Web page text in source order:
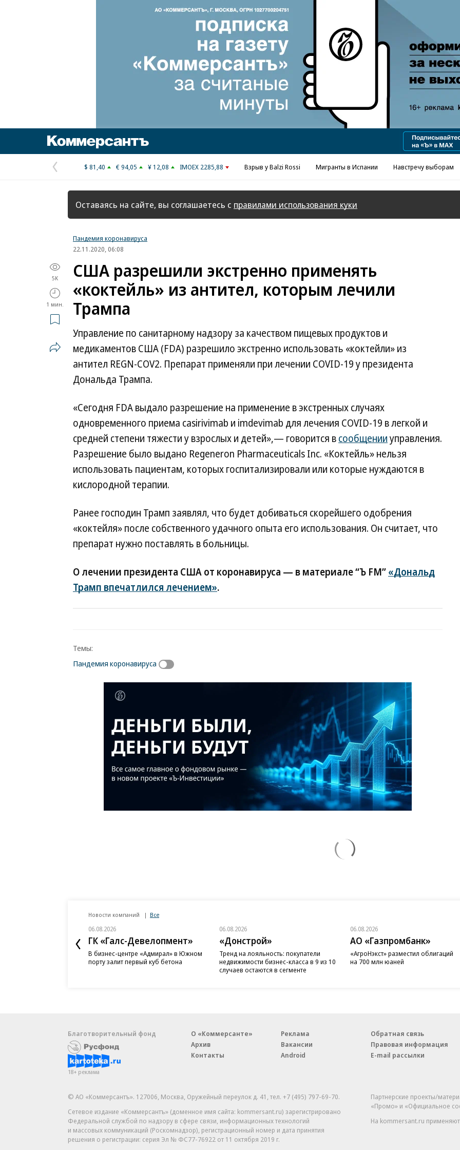
Реклама в «Ъ» www.kommersant.ru/ad
Предыдущая
страница
$ 81,40 € 94,05 ¥ 12,08 IMOEX 2285,88 Взрыв у Balzi Rossi Мигранты в Испании Навстречу выборам
Оставаясь на сайте, вы соглашаетесь с правилами использования куки
Пандемия коронавируса
22.11.2020, 06:08
5K
1 мин.
США разрешили экстренно применять
«коктейль» из антител, которым лечили
Трампа
Управление по санитарному надзору за качеством пищевых продуктов и
медикаментов США (FDA) разрешило экстренно использовать «коктейли» из
антител REGN-COV2. Препарат применяли при лечении COVID-19 у президента
Дональда Трампа.
«Сегодня FDA выдало разрешение на применение в экстренных случаях
одновременного приема casirivimab и imdevimab для лечения COVID-19 в легкой и
средней степени тяжести у взрослых и детей»,— говорится всообщенииуправления.
Разрешение было выдано Regeneron Pharmaceuticals Inc. «Коктейль» нельзя
использовать пациентам, которых госпитализировали или которые нуждаются в
кислородной терапии.
Ранее господин Трамп заявлял, что будет добиваться скорейшего одобрения
«коктейля» после собственного удачного опыта его использования. Он считает, что
препарат нужно поставлять в больницы.
О лечении президента США от коронавируса — в материале “Ъ FM”«Дональд
Трамп впечатлился лечением».
Темы:
Пандемия коронавируса
Новости компаний Все
06.08.2026
ГК «Галс-Девелопмент»
В бизнес-центре «Адмирал» в Южном
порту залит первый куб бетона
06.08.2026
«Донстрой»
Тренд на лояльность: покупатели
недвижимости бизнес-класса в 9 из 10
случаев остаются в сегменте
06.08.2026
АО «Газпромбанк»
«АгроНэкст» разместил облигаций
на 700 млн юаней
Благотворительный фонд
18+ реклама
О «Коммерсанте»
Архив
Контакты
Реклама
Вакансии
Android
Обратная связь
Правовая информация
E-mail рассылки
© АО «Коммерсантъ». 127006, Москва, Оружейный переулок д. 41,тел. +7 (495) 797-69-70.
Сетевое издание «Коммерсантъ» (доменное имя сайта: kommersant.ru) зарегистрировано
Федеральной службой по надзору в сфере связи, информационных технологий
и массовых коммуникаций (Роскомнадзор), регистрационный номер и дата принятия
решения о регистрации: серия Эл № ФС77-76922 от 11 октября 2019 г.
Партнерские проекты/
«Промо» и «Официальное
На kommersant.ru